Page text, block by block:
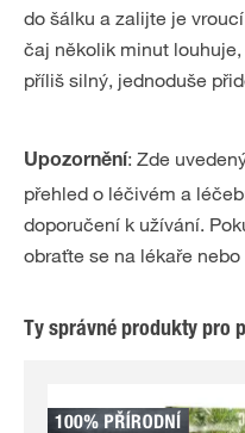
do šálku a zalijte je
čaj několik minut
příliš silný, jednoduše
Upozornění: Zde
přehled o léčivém a
doporučení k užívání.
obraťte se na lékaře
Ty správné produkty pro